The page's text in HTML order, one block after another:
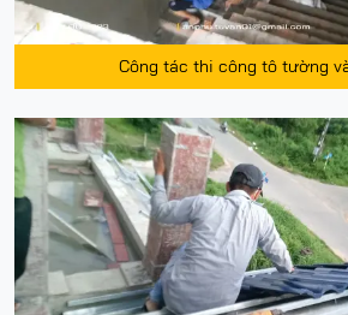
Công tác thi công tô tường